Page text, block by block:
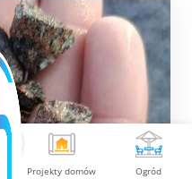
Projekty domów Ogród